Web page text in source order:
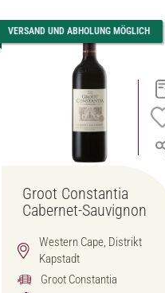
VERSAND UND ABHOLUNG MÖGLICH
Groot Constantia
Cabernet-Sauvignon
Western Cape, Distrikt
Kapstadt
Groot Constantia